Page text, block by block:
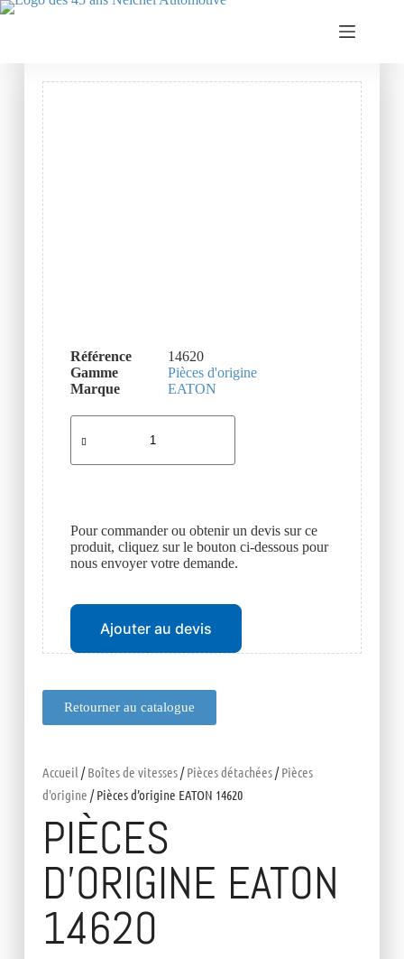
Retourner au catalogue
Accueil /Boîtes de vitesses/Pièces détachées/Pièces
d'origine / Pièces d’origine EATON 14620
PIÈCES
D’ORIGINE EATON
14620
Référence
14620
Gamme
Pièces d'origine
Marque
EATON
Pour commander ou obtenir un devis sur ce
produit, cliquez sur le bouton ci-dessous pour
nous envoyer votre demande.
Ajouter au devis